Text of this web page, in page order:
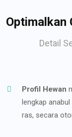
Optimalkan
Detail
Profil Hewan
lengkap
ras, secara